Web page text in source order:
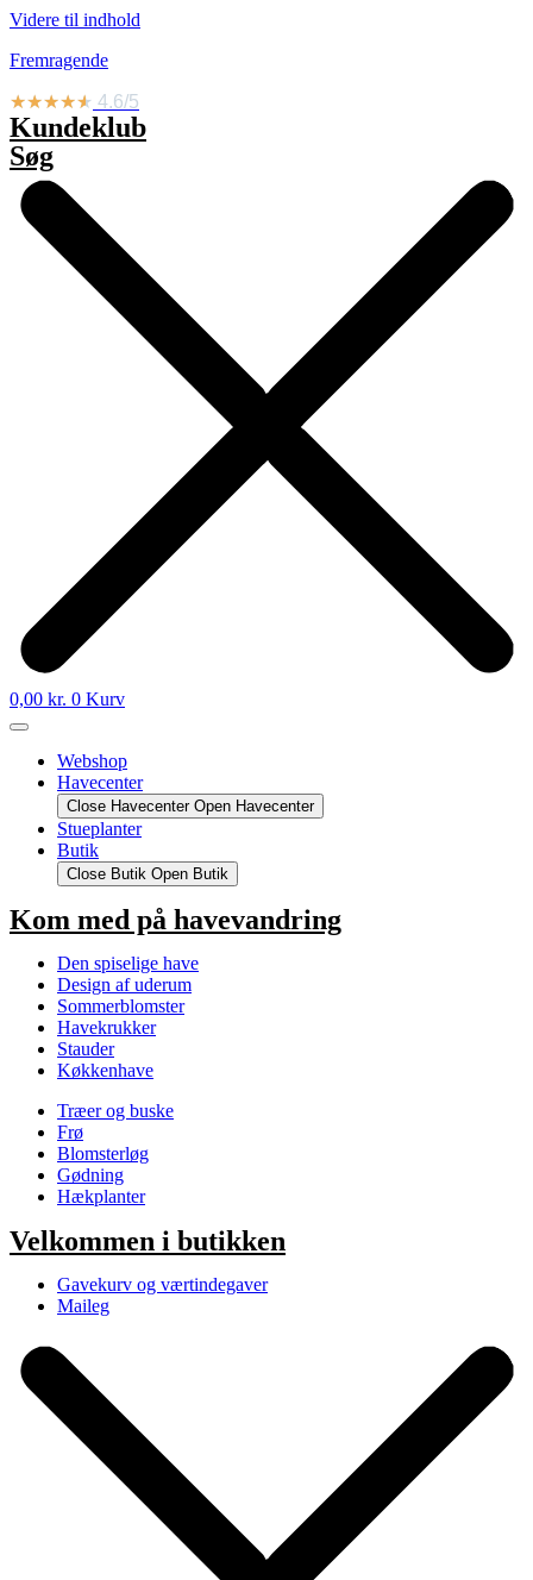
Videre til indhold
Fremragende
★★★★★ 4.6/5
Kundeklub
Søg
0,00 kr. 0 Kurv
Webshop
Havecenter
Close Havecenter Open Havecenter
Stueplanter
Butik
Close Butik Open Butik
Kom med på havevandring
Den spiselige have
Design af uderum
Sommerblomster
Havekrukker
Stauder
Køkkenhave
Træer og buske
Frø
Blomsterløg
Gødning
Hækplanter
Velkommen i butikken
Gavekurv og værtindegaver
Maileg